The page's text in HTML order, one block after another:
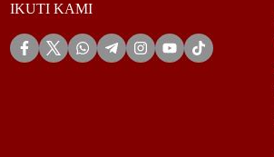
IKUTI KAMI